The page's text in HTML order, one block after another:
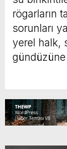
rögarların
sorunları
yerel halk,
gündüzüne